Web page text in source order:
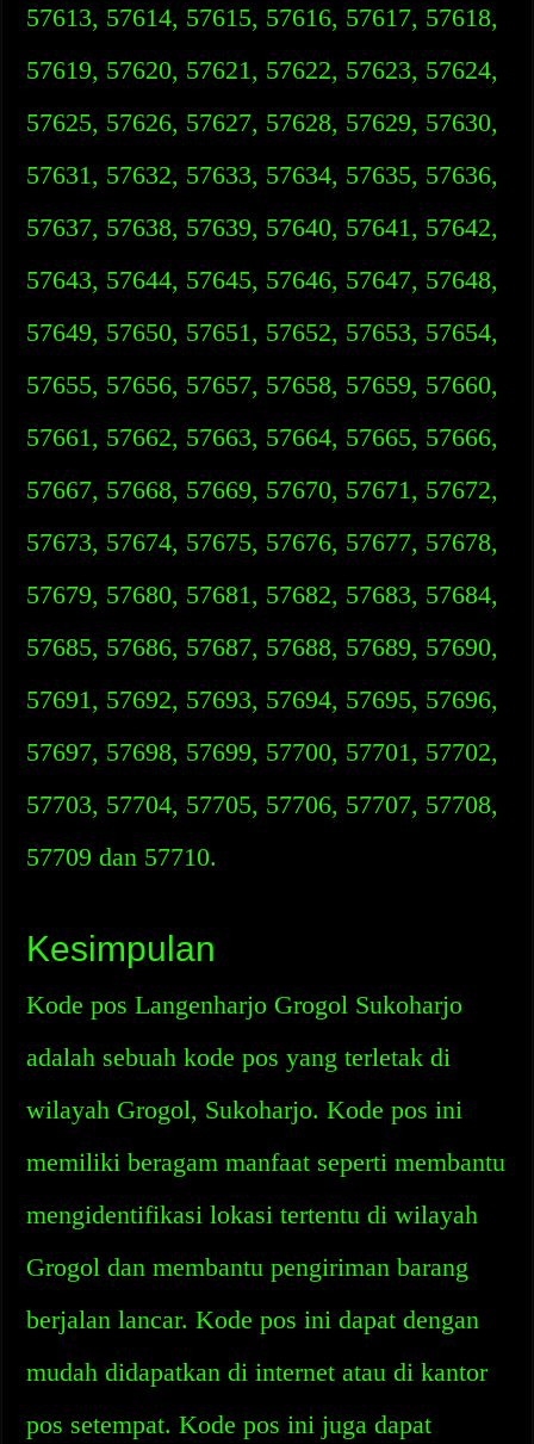
57613, 57614, 57615, 57616, 57617, 57618,
57619, 57620, 57621, 57622, 57623, 57624,
57625, 57626, 57627, 57628, 57629, 57630,
57631, 57632, 57633, 57634, 57635, 57636,
57637, 57638, 57639, 57640, 57641, 57642,
57643, 57644, 57645, 57646, 57647, 57648,
57649, 57650, 57651, 57652, 57653, 57654,
57655, 57656, 57657, 57658, 57659, 57660,
57661, 57662, 57663, 57664, 57665, 57666,
57667, 57668, 57669, 57670, 57671, 57672,
57673, 57674, 57675, 57676, 57677, 57678,
57679, 57680, 57681, 57682, 57683, 57684,
57685, 57686, 57687, 57688, 57689, 57690,
57691, 57692, 57693, 57694, 57695, 57696,
57697, 57698, 57699, 57700, 57701, 57702,
57703, 57704, 57705, 57706, 57707, 57708,
57709 dan 57710.
Kesimpulan
Kode pos Langenharjo Grogol Sukoharjo
adalah sebuah kode pos yang terletak di
wilayah Grogol, Sukoharjo. Kode pos ini
memiliki beragam manfaat seperti membantu
mengidentifikasi lokasi tertentu di wilayah
Grogol dan membantu pengiriman barang
berjalan lancar. Kode pos ini dapat dengan
mudah didapatkan di internet atau di kantor
pos setempat. Kode pos ini juga dapat